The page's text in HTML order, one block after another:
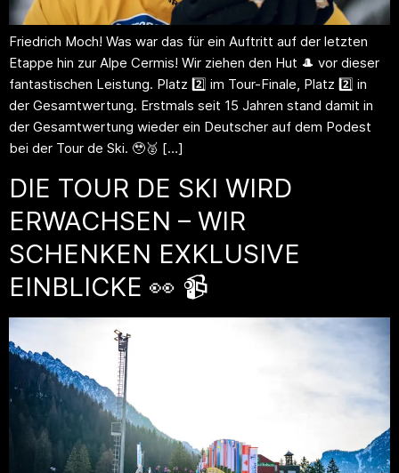
Friedrich Moch! Was war das für ein Auftritt auf der letzten
Etappe hin zur Alpe Cermis! Wir ziehen den Hut 🎩 vor dieser
fantastischen Leistung. Platz 2️⃣ im Tour-Finale, Platz 2️⃣ in
der Gesamtwertung. Erstmals seit 15 Jahren stand damit in
der Gesamtwertung wieder ein Deutscher auf dem Podest
bei der Tour de Ski. 🥹🥈 […]
DIE TOUR DE SKI WIRD
ERWACHSEN – WIR
SCHENKEN EXKLUSIVE
EINBLICKE 👀 📹